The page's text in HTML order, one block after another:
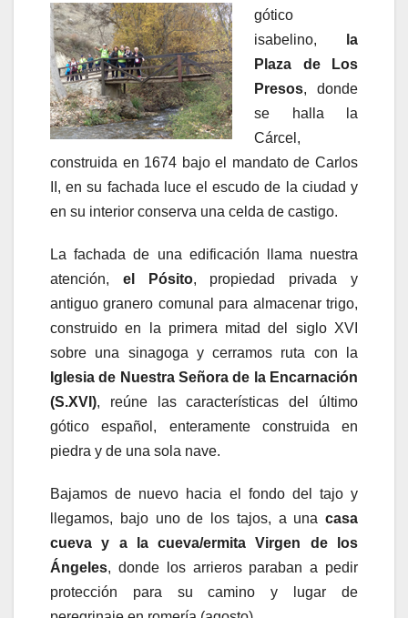
gótico
isabelino,
la
Plaza de Los
Presos, donde
se halla la
Cárcel,
construida en 1674 bajo el mandato de Carlos
II, en su fachada luce el escudo de la ciudad y
en su interior conserva una celda de castigo.
La fachada de una edificación llama nuestra
atención, el Pósito, propiedad privada y
antiguo granero comunal para almacenar trigo,
construido en la primera mitad del siglo XVI
sobre una sinagoga y cerramos ruta con la
Iglesia de Nuestra Señora de la Encarnación
(S.XVI), reúne las características del último
gótico español, enteramente construida en
piedra y de una sola nave.
Bajamos de nuevo hacia el fondo del tajo y
llegamos, bajo uno de los tajos, a una casa
cueva y a la cueva/ermita Virgen de los
Ángeles, donde los arrieros paraban a pedir
protección para su camino y lugar de